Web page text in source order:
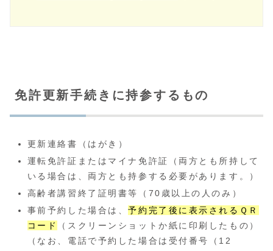
免許更新手続きに持参するもの
更新連絡書（はがき）
運転免許証またはマイナ免許証（両方とも所持して
いる場合は、両方とも持参する必要があります。）
高齢者講習終了証明書等（70歳以上の人のみ）
事前予約した場合は、予約完了後に表示されるＱＲ
コード
（スクリーンショットか紙に印刷したもの）
（なお、電話で予約した場合は受付番号（12